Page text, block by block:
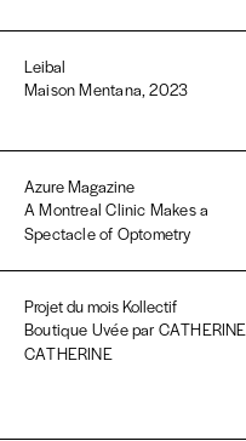
Leibal
Maison Mentana, 2023
Azure Magazine
A Montreal Clinic Makes a
Spectacle of Optometry
Projet du mois Kollectif
Boutique Uvée par CATHERINE
CATHERINE